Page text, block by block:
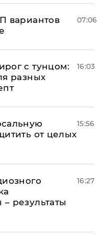
вариантов
07:06
с тунцом:
разных
16:03
от целых
15:56
результаты
16:27